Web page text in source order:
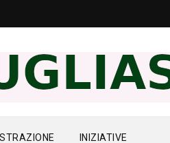
INIZIATIVE